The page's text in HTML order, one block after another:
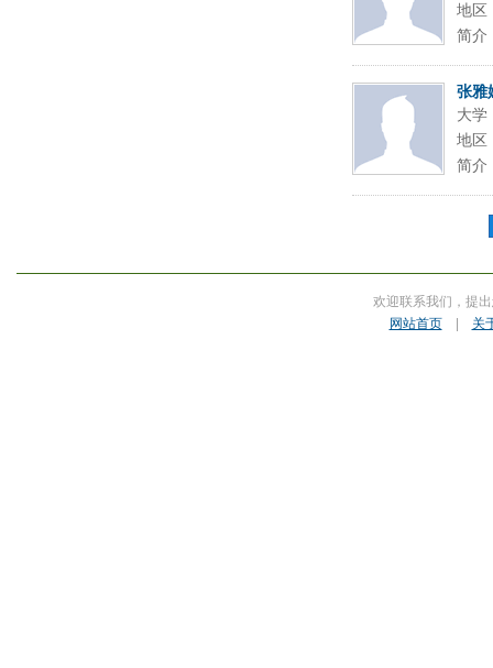
地区
简介
张雅
大学
地区
简介
欢迎联系我们，提
网站首页| 关